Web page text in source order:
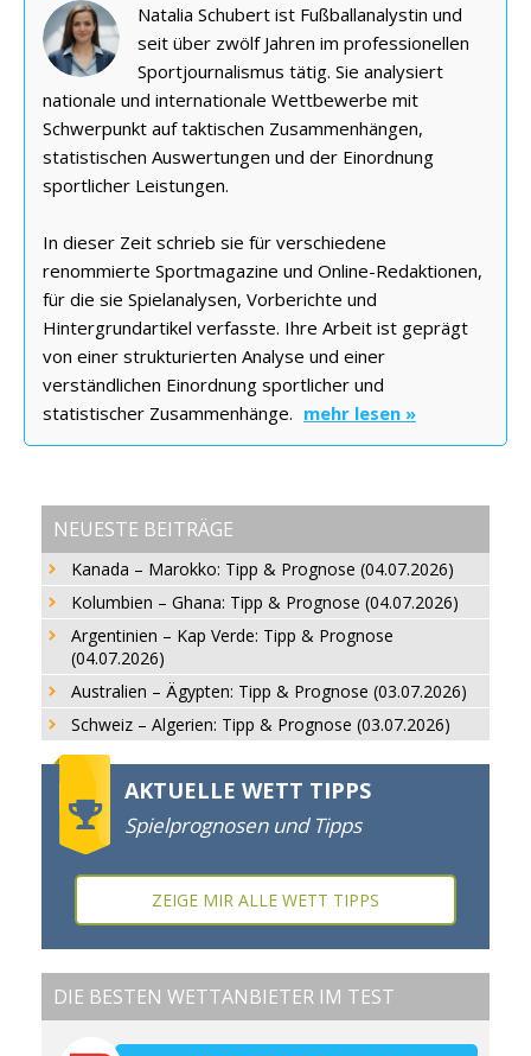
Natalia Schubert ist Fußballanalystin und
seit über zwölf Jahren im professionellen
Sportjournalismus tätig. Sie analysiert
nationale und internationale Wettbewerbe mit
Schwerpunkt auf taktischen Zusammenhängen,
statistischen Auswertungen und der Einordnung
sportlicher Leistungen.
In dieser Zeit schrieb sie für verschiedene
renommierte Sportmagazine und Online-Redaktionen,
für die sie Spielanalysen, Vorberichte und
Hintergrundartikel verfasste. Ihre Arbeit ist geprägt
von einer strukturierten Analyse und einer
verständlichen Einordnung sportlicher und
statistischer Zusammenhänge. mehr lesen »
NEUESTE BEITRÄGE
Kanada – Marokko: Tipp & Prognose (04.07.2026)
Kolumbien – Ghana: Tipp & Prognose (04.07.2026)
Argentinien – Kap Verde: Tipp & Prognose
(04.07.2026)
Australien – Ägypten: Tipp & Prognose (03.07.2026)
Schweiz – Algerien: Tipp & Prognose (03.07.2026)
AKTUELLE WETT TIPPS
Spielprognosen und Tipps
ZEIGE MIR ALLE WETT TIPPS
DIE BESTEN WETTANBIETER IM TEST